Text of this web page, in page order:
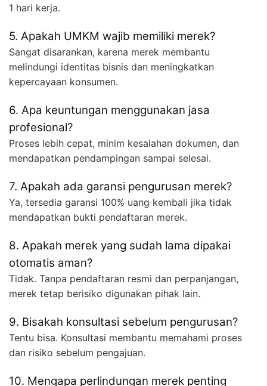
1 hari kerja.
5. Apakah UMKM wajib memiliki merek?
Sangat disarankan, karena merek membantu
melindungi identitas bisnis dan meningkatkan
kepercayaan konsumen.
6. Apa keuntungan menggunakan jasa
profesional?
Proses lebih cepat, minim kesalahan dokumen, dan
mendapatkan pendampingan sampai selesai.
7. Apakah ada garansi pengurusan merek?
Ya, tersedia garansi 100% uang kembali jika tidak
mendapatkan bukti pendaftaran merek.
8. Apakah merek yang sudah lama dipakai
otomatis aman?
Tidak. Tanpa pendaftaran resmi dan perpanjangan,
merek tetap berisiko digunakan pihak lain.
9. Bisakah konsultasi sebelum pengurusan?
Tentu bisa. Konsultasi membantu memahami proses
dan risiko sebelum pengajuan.
10. Mengapa perlindungan merek penting